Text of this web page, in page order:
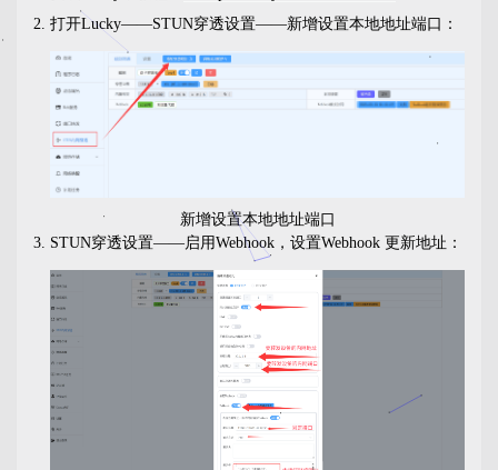
打开Lucky——STUN穿透设置——新增设置本地地址端口：
新增设置本地地址端口
STUN穿透设置——启用Webhook，设置Webhook 更新地址：